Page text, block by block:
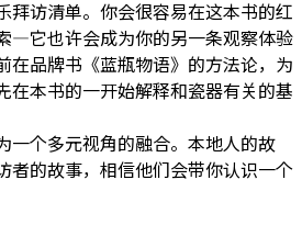
拜访清单。你会很容易在这本书的红
—它也许会成为你的另一条观察体验
在品牌书《蓝瓶物语》的方法论，为
在本书的一开始解释和瓷器有关的基
一个多元视角的融合。本地人的故
者的故事，相信他们会带你认识一个